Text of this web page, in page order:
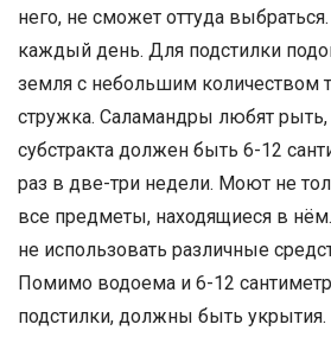
него, не сможет оттуда
каждый день. Для подстилки
земля с небольшим количеством
стружка. Саламандры любят рыть,
субстракта должен быть 6-12
раз в две-три недели. Моют не
все предметы, находящиеся в
не использовать различные
Помимо водоема и 6-12
подстилки, должны быть